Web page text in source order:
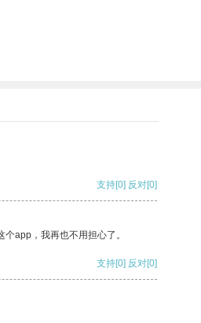
支持[0] 反对[0]
app，我再也不用担心了。
支持[0] 反对[0]